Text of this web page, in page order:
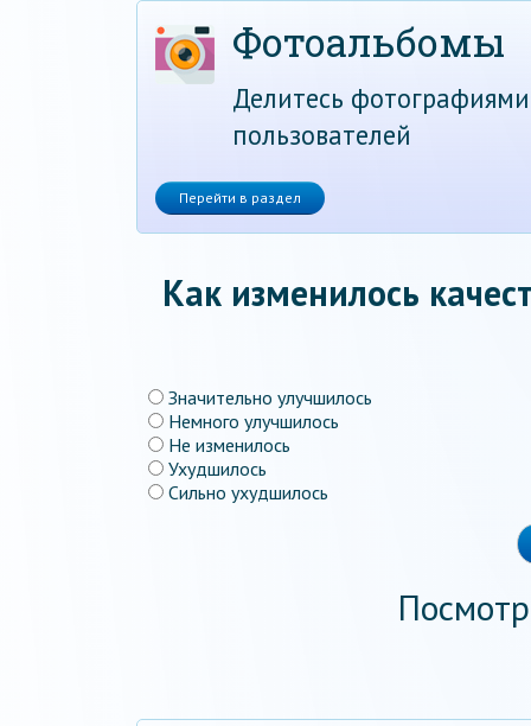
Фотоальбомы
Делитесь
пользователей
Перейти в раздел
Как изменилось
Значительно улучшилось
Немного улучшилось
Не изменилось
Ухудшилось
Сильно ухудшилось